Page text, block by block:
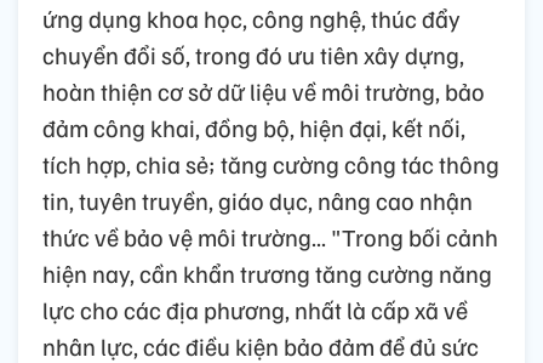
ứng dụng khoa học, công nghệ, thúc đẩy
chuyển đổi số, trong đó ưu tiên xây dựng,
hoàn thiện cơ sở dữ liệu về môi trường, bảo
đảm công khai, đồng bộ, hiện đại, kết nối,
tích hợp, chia sẻ; tăng cường công tác thông
tin, tuyên truyền, giáo dục, nâng cao nhận
thức về bảo vệ môi trường... "Trong bối cảnh
hiện nay, cần khẩn trương tăng cường năng
lực cho các địa phương, nhất là cấp xã về
nhân lực, các điều kiện bảo đảm để đủ sức